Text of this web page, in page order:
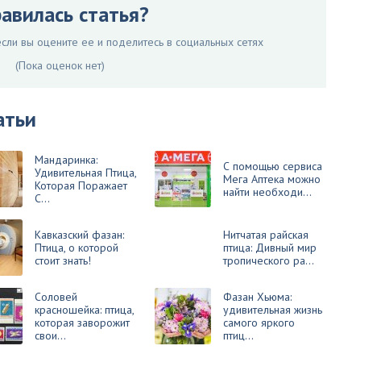
статья?
вы оцените ее и поделитесь в социальных сетях
(Пока оценок нет)
Мандаринка:
Удивительная Птица,
Которая Поражает
С...
С помощью сервиса
Мега Аптека можно
найти необходи...
Кавказский фазан:
Птица, о которой
стоит знать!
Нитчатая райская
птица: Дивный мир
тропического ра...
Соловей
красношейка: птица,
которая заворожит
свои...
Фазан Хьюма:
удивительная жизнь
самого яркого
птиц...